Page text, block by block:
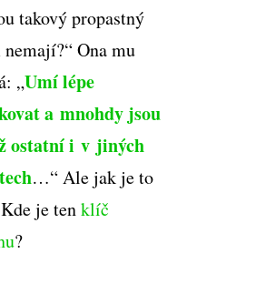
takový propastný
Ona mu
„Umí lépe
a mnohdy jsou
ostatní i v jiných
…“ Ale jak je to
je tenklíč
?